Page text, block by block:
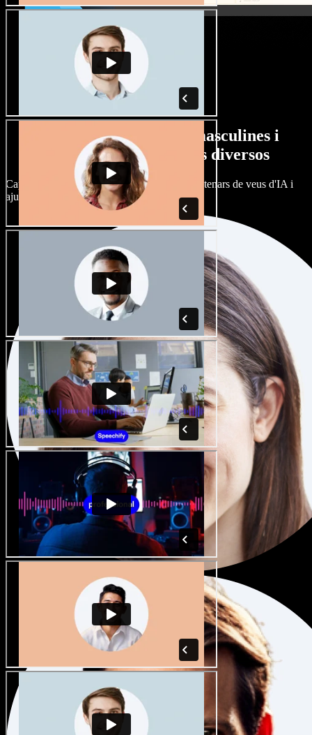
Gran varietat de veus masculines i
femenines amb accents diversos
Cap projecte ha de sonar igual. Tria entre centenars de veus d'IA i
ajusta'n l’accent.